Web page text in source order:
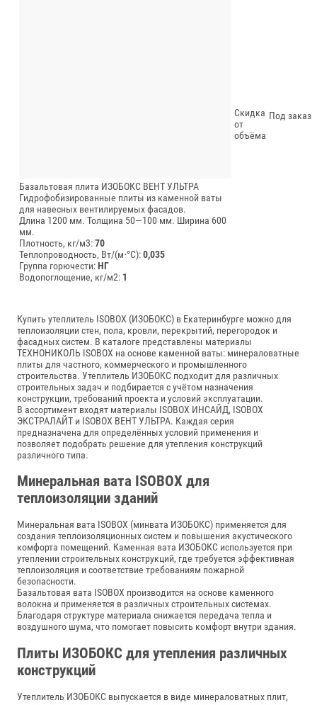
Базальтовая плита ИЗОБОКС ВЕНТ УЛЬТРА
Гидрофобизированные плиты из каменной ваты
для навесных вентилируемых фасадов.
Длина 1200 мм. Толщина 50—100 мм. Ширина 600
мм.
Плотность, кг/м3:70
Теплопроводность, Вт/(м⋅°С):0,035
Группа горючести:НГ
Водопоглощение, кг/м2: 1
Скидка
от
объёма
Под заказ
Купить утеплитель ISOBOX (ИЗОБОКС) в Екатеринбурге можно для
теплоизоляции стен, пола, кровли, перекрытий, перегородок и
фасадных систем. В каталоге представлены материалы
ТЕХНОНИКОЛЬ ISOBOX на основе каменной ваты: минераловатные
плиты для частного, коммерческого и промышленного
строительства. Утеплитель ИЗОБОКС подходит для различных
строительных задач и подбирается с учётом назначения
конструкции, требований проекта и условий эксплуатации.
В ассортимент входят материалы ISOBOX ИНСАЙД, ISOBOX
ЭКСТРАЛАЙТ и ISOBOX ВЕНТ УЛЬТРА. Каждая серия
предназначена для определённых условий применения и
позволяет подобрать решение для утепления конструкций
различного типа.
Минеральная вата ISOBOX для
теплоизоляции зданий
Минеральная вата ISOBOX (минвата ИЗОБОКС) применяется для
создания теплоизоляционных систем и повышения акустического
комфорта помещений. Каменная вата ИЗОБОКС используется при
утеплении строительных конструкций, где требуется эффективная
теплоизоляция и соответствие требованиям пожарной
безопасности.
Базальтовая вата ISOBOX производится на основе каменного
волокна и применяется в различных строительных системах.
Благодаря структуре материала снижается передача тепла и
воздушного шума, что помогает повысить комфорт внутри здания.
Плиты ИЗОБОКС для утепления различных
конструкций
Утеплитель ИЗОБОКС выпускается в виде минераловатных плит,